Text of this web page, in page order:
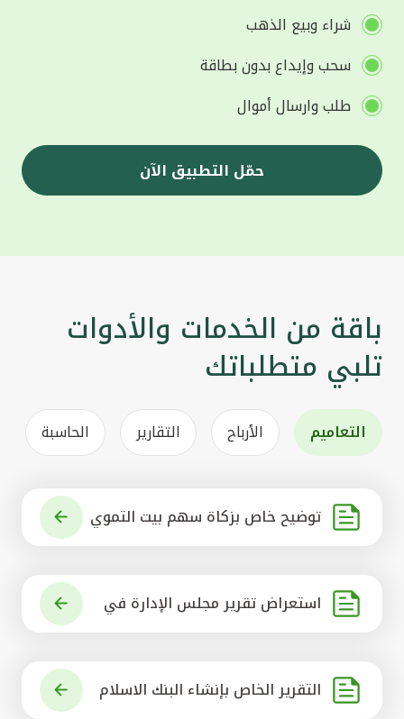
شراء وبيع الذهب
سحب وإيداع بدون بطاقة
طلب وارسال أموال
حمّل التطبيق الآن
باقة من الخدمات والأدوات
تلبي متطلباتك
التعاميم الأرباح التقارير الحاسبة
توضيح خاص بزكاة سهم بيت التموي
استعراض تقرير مجلس الإدارة في
التقرير الخاص بإنشاء البنك الاسلام